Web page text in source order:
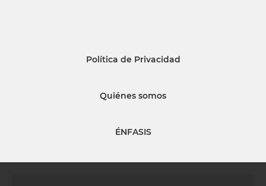
Política de Privacidad
Quiénes somos
ÉNFASIS